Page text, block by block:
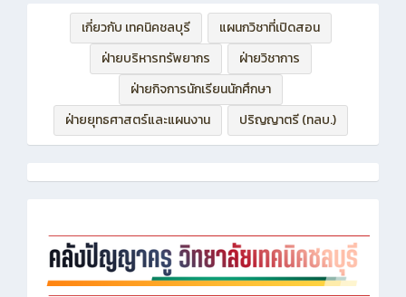
เกี่ยวกับ เทคนิคชลบุรี
แผนกวิชาที่เปิดสอน
ฝ่ายบริหารทรัพยากร
ฝ่ายวิชาการ
ฝ่ายกิจการนักเรียนนักศึกษา
ฝ่ายยุทธศาสตร์และแผนงาน
ปริญญาตรี (ทลบ.)